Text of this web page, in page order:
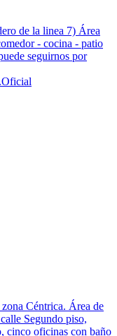
de la linea 7) Área
- cocina - patio
seguirnos por
Céntrica. Área de
Segundo piso,
cinco oficinas con baño